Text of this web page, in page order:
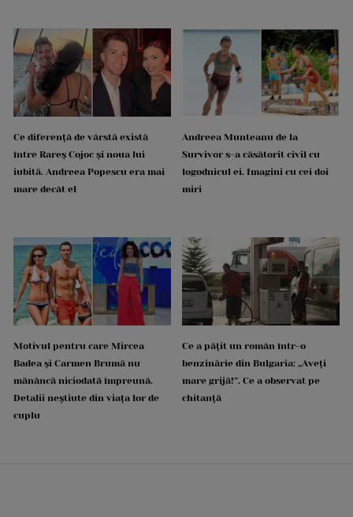
Ce diferență de vârstă există
între Rareș Cojoc și noua lui
iubită. Andreea Popescu era mai
mare decât el
Andreea Munteanu de la
Survivor s-a căsătorit civil cu
logodnicul ei. Imagini cu cei doi
miri
Motivul pentru care Mircea
Badea și Carmen Brumă nu
mănâncă niciodată împreună.
Detalii neștiute din viața lor de
cuplu
Ce a pățit un român într-o
benzinărie din Bulgaria: „Aveți
mare grijă!”. Ce a observat pe
chitanță